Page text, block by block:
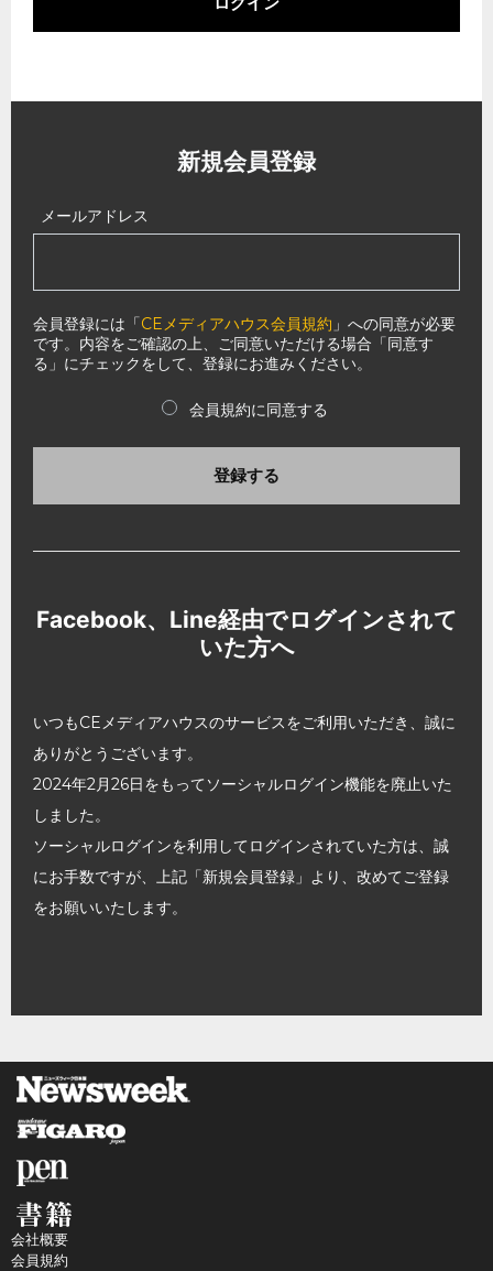
新規会員登録
メールアドレス
会員登録には「CEメディアハウス会員規約 」への同意が必要
です。内容をご確認の上、ご同意いただける場合「同意す
る」にチェックをして、登録にお進みください。
会員規約に同意する
登録する
Facebook、Line経由でログインされて
いた方へ
いつもCEメディアハウスのサービスをご利用いただき、誠に
ありがとうございます。
2024年2月26日をもってソーシャルログイン機能を廃止いた
しました。
ソーシャルログインを利用してログインされていた方は、誠
にお手数ですが、上記「新規会員登録」より、改めてご登録
をお願いいたします。
会社概要
会員規約